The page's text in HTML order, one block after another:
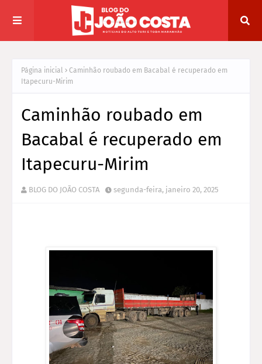
Página inicial
Caminhão roubado em Bacabal é recuperado em
Itapecuru-Mirim
Caminhão roubado em
Bacabal é recuperado em
Itapecuru-Mirim
BLOG DO JOÃO COSTA segunda-feira, janeiro 20, 2025